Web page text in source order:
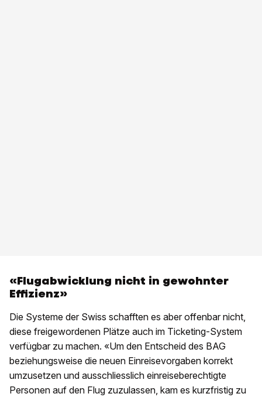
«Flugabwicklung nicht in gewohnter
Effizienz»
Die Systeme der Swiss schafften es aber offenbar nicht,
diese freigewordenen Plätze auch im Ticketing-System
verfügbar zu machen. «Um den Entscheid des BAG
beziehungsweise die neuen Einreisevorgaben korrekt
umzusetzen und ausschliesslich einreiseberechtigte
Personen auf den Flug zuzulassen, kam es kurzfristig zu